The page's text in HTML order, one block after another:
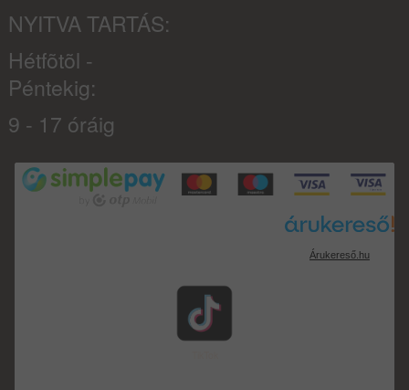
NYITVA TARTÁS:
Hétfõtõl -
Péntekig:
9 - 17 óráig
Árukereső.hu